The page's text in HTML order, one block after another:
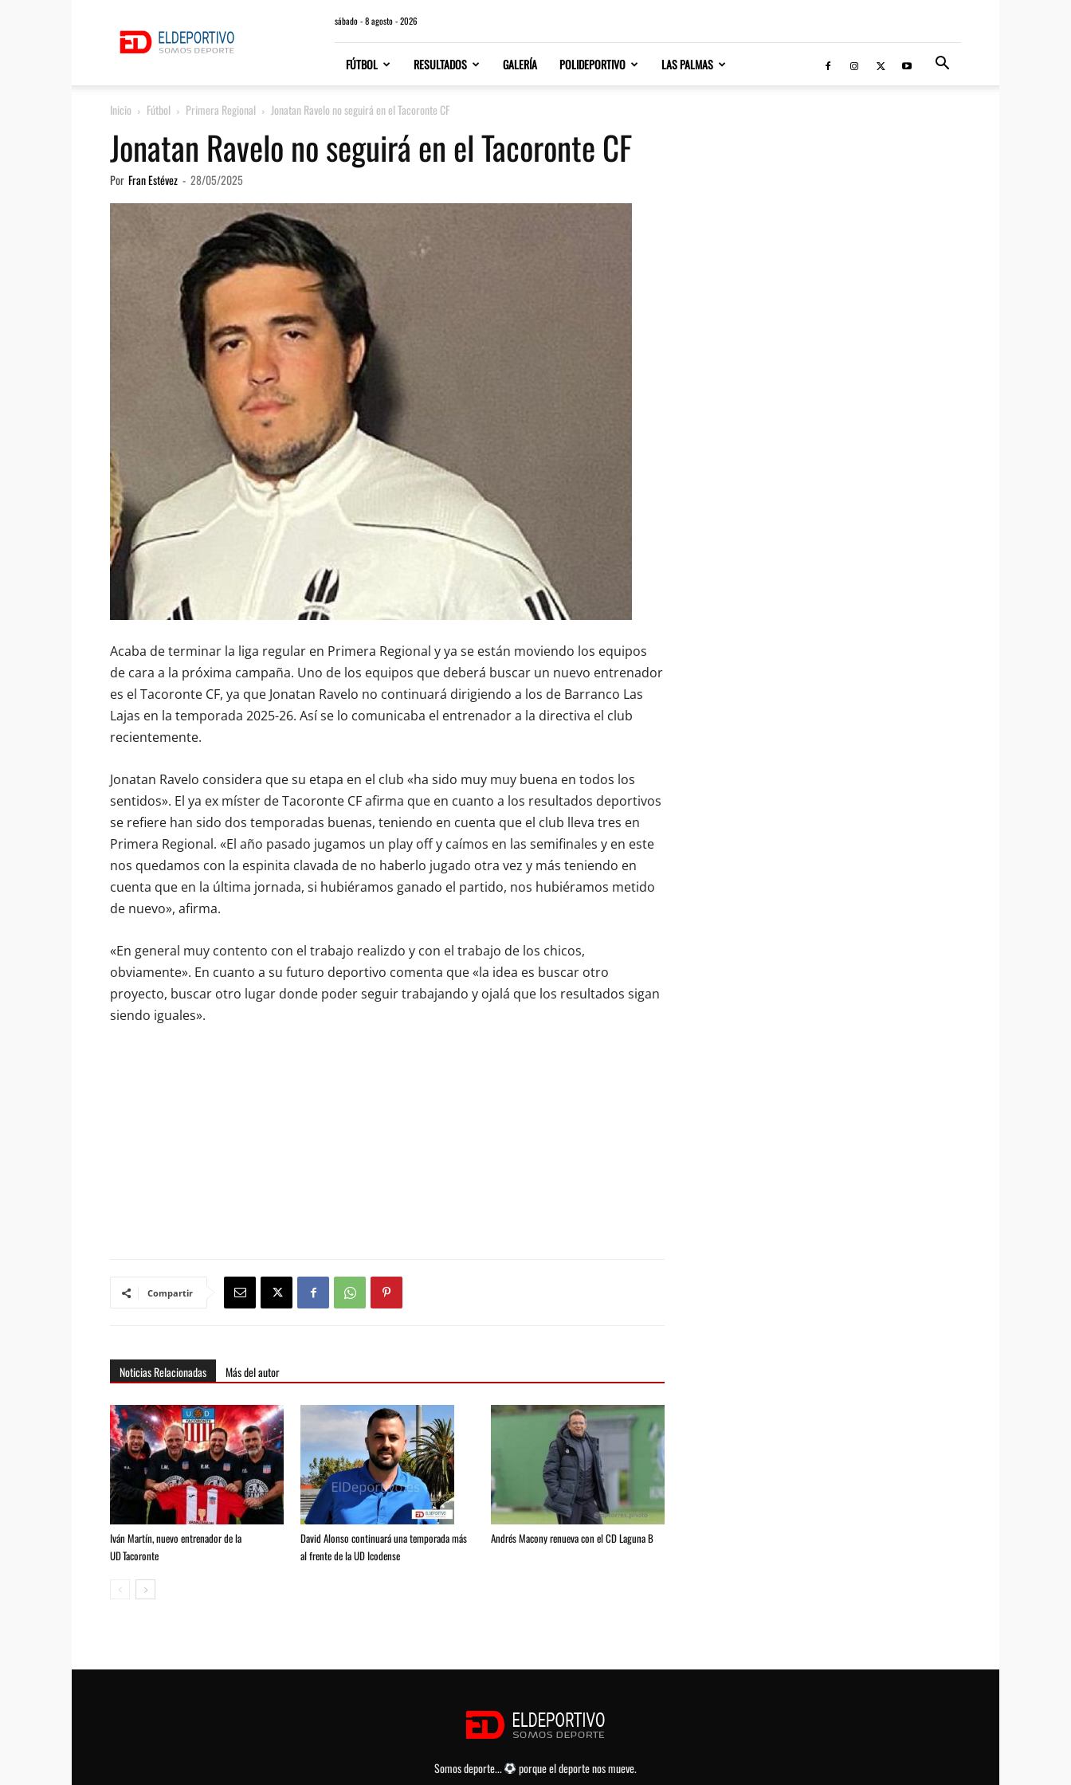
sábado - 8 agosto - 2026
FÚTBOL RESULTADOS GALERÍA POLIDEPORTIVO LAS PALMAS
Inicio Fútbol Primera Regional Jonatan Ravelo no seguirá en el Tacoronte CF
Jonatan Ravelo no seguirá en el Tacoronte CF
Por Fran Estévez - 28/05/2025
Acaba de terminar la liga regular en Primera Regional y ya se están moviendo los equipos
de cara a la próxima campaña. Uno de los equipos que deberá buscar un nuevo entrenador
es el Tacoronte CF, ya que Jonatan Ravelo no continuará dirigiendo a los de Barranco Las
Lajas en la temporada 2025-26. Así se lo comunicaba el entrenador a la directiva el club
recientemente.
Jonatan Ravelo considera que su etapa en el club «ha sido muy muy buena en todos los
sentidos». El ya ex míster de Tacoronte CF afirma que en cuanto a los resultados deportivos
se refiere han sido dos temporadas buenas, teniendo en cuenta que el club lleva tres en
Primera Regional. «El año pasado jugamos un play off y caímos en las semifinales y en este
nos quedamos con la espinita clavada de no haberlo jugado otra vez y más teniendo en
cuenta que en la última jornada, si hubiéramos ganado el partido, nos hubiéramos metido
de nuevo», afirma.
«En general muy contento con el trabajo realizdo y con el trabajo de los chicos,
obviamente». En cuanto a su futuro deportivo comenta que «la idea es buscar otro
proyecto, buscar otro lugar donde poder seguir trabajando y ojalá que los resultados sigan
siendo iguales».
Compartir
Noticias Relacionadas Más del autor
Iván Martín, nuevo entrenador de la
UD Tacoronte
David Alonso continuará una temporada más
al frente de la UD Icodense
Andrés Macony renueva con el CD Laguna B
Somos deporte... porque el deporte nos mueve.